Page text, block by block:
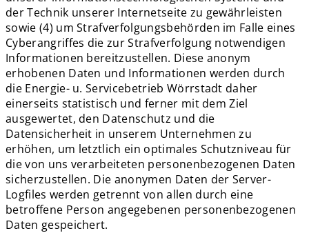
der Technik unserer Internetseite zu gewährleisten
sowie (4) um Strafverfolgungsbehörden im Falle eines
Cyberangriffes die zur Strafverfolgung notwendigen
Informationen bereitzustellen. Diese anonym
erhobenen Daten und Informationen werden durch
die Energie- u. Servicebetrieb Wörrstadt daher
einerseits statistisch und ferner mit dem Ziel
ausgewertet, den Datenschutz und die
Datensicherheit in unserem Unternehmen zu
erhöhen, um letztlich ein optimales Schutzniveau für
die von uns verarbeiteten personenbezogenen Daten
sicherzustellen. Die anonymen Daten der Server-
Logfiles werden getrennt von allen durch eine
betroffene Person angegebenen personenbezogenen
Daten gespeichert.